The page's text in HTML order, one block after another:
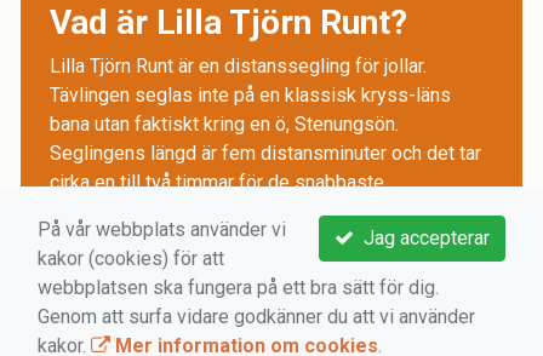
Vad är Lilla Tjörn Runt?
Lilla Tjörn Runt är en distanssegling för jollar.
Tävlingen seglas inte på en klassisk kryss-läns
bana utan faktiskt kring en ö, Stenungsön.
Seglingens längd är fem distansminuter och det tar
cirka en till två timmar för de snabbaste.
En av Sveriges största kappseglingar för jollar
Första start i Lilla Tjörn Runt gick 1985. Sedan dess
har kappseglingen blivit en av Sveriges och
Nordens största optimistjolletävling.
Jag accepterar
På vår webbplats använder vi
kakor (cookies) för att
webbplatsen ska fungera på ett bra sätt för dig.
Genom att surfa vidare godkänner du att vi använder
kakor.
Mer information om cookies.